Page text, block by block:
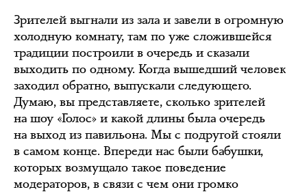
Зрителей выгнали из зала и завели в огромную
холодную комнату, там по уже сложившейся
традиции построили в очередь и сказали
выходить по одному. Когда вышедший человек
заходил обратно, выпускали следующего.
Думаю, вы представляете, сколько зрителей
на шоу «Голос» и какой длины была очередь
на выход из павильона. Мы с подругой стояли
в самом конце. Впереди нас были бабушки,
которых возмущало такое поведение
модераторов, в связи с чем они громко